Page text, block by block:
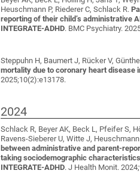
Heuschmann P, Riederer C, Schlack R.
reporting of their child’s administrative
INTEGRATE-ADHD. BMC Psychiatry.
Steppuhn H, Baumert J, Rücker V,
mortality due to coronary heart disease
2025;10(2):e13178.
2024
Schlack R, Beyer AK, Beck L, Pfeifer S,
Ravens-Sieberer U, Witte J,
between administrative and parent-
taking sociodemographic
INTEGRATE-ADHD. J Health Monit.